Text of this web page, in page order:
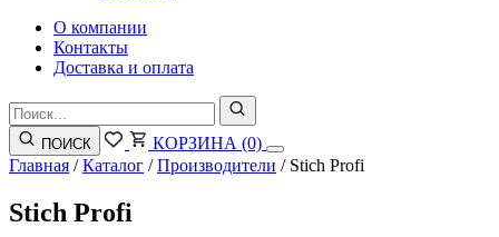
О компании
Контакты
Доставка и оплата
ПОИСК КОРЗИНА (0)
Главная /Каталог /Производители / Stich Profi
Stich Profi